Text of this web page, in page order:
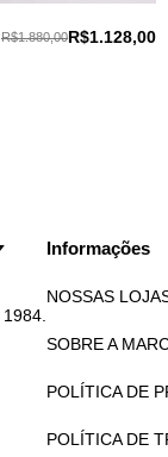
R$1.128,00
R$1.880,00
Informações
NOSSAS
SOBRE A
POLÍTICA DE
POLÍTICA DE